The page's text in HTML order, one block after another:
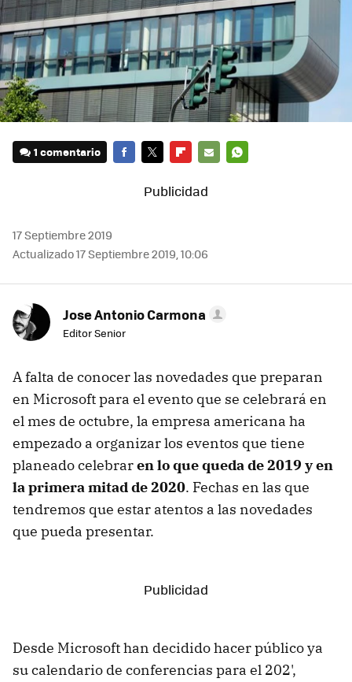
1 comentario
MAIL
17 Septiembre 2019
Actualizado 17 Septiembre 2019, 10:06
Jose Antonio Carmona
Editor Senior
A falta de conocer las novedades que preparan
en Microsoft para el evento que se celebrará en
el mes de octubre, la empresa americana ha
empezado a organizar los eventos que tiene
planeado celebraren lo que queda de 2019 y en
la primera mitad de 2020. Fechas en las que
tendremos que estar atentos a las novedades
que pueda presentar.
Desde Microsoft han decidido hacer público ya
su calendario de conferencias para el 202',